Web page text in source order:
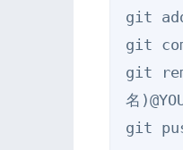
git add
git
git
名